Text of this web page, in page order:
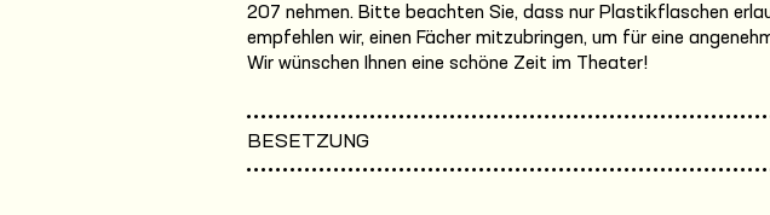
207 nehmen. Bitte beachten Sie, dass nur Plastikflaschen
empfehlen wir, einen Fächer mitzubringen, um für eine
Wir wünschen Ihnen eine schöne Zeit im Theater!
BESETZUNG